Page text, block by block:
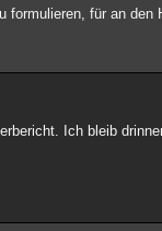
für an den
Ich bleib